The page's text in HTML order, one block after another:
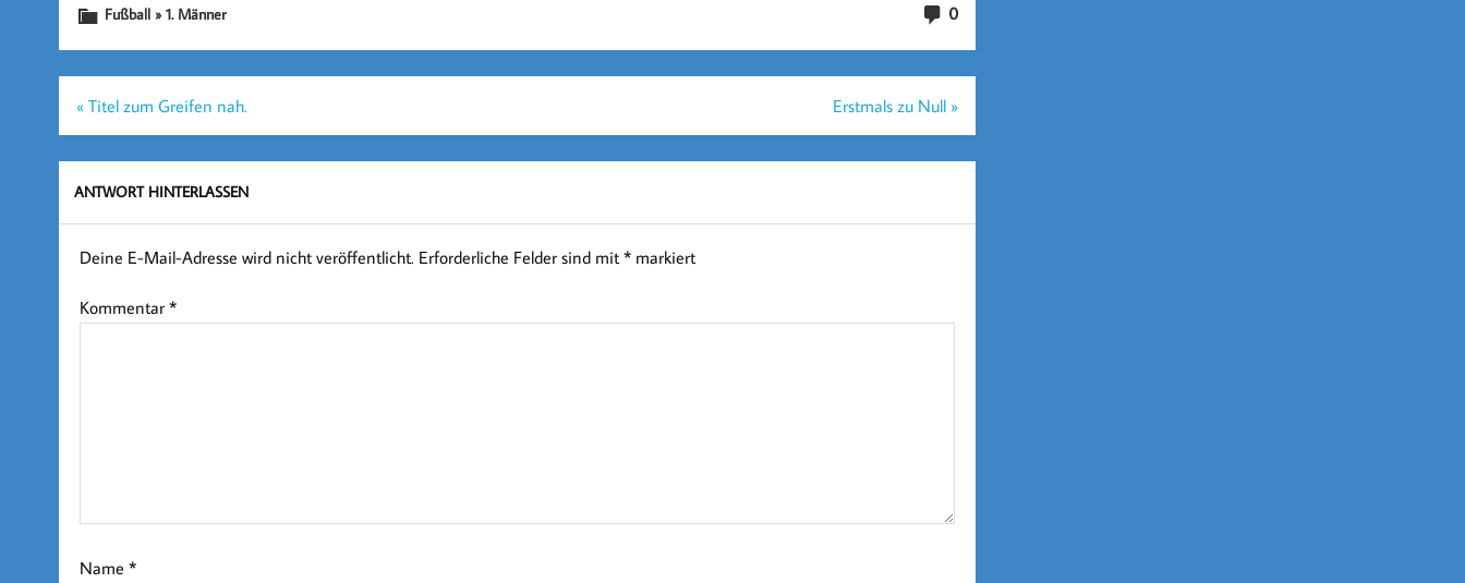
0
Fußball » 1. Männer
Beitragsnavigation
« Titel zum Greifen nah. Erstmals zu Null »
ANTWORT HINTERLASSEN
Deine E-Mail-Adresse wird nicht veröffentlicht. Erforderliche Felder sind mit *markiert
Kommentar *
Name *